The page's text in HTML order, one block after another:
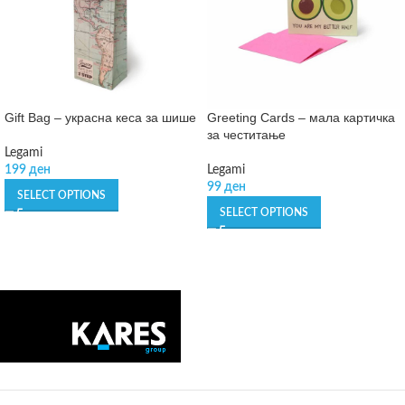
Gift Bag – украсна кеса за шише
Legami
199 ден
SELECT OPTIONS
Greeting Cards – мала картичка
за честитање
Legami
99 ден
SELECT OPTIONS